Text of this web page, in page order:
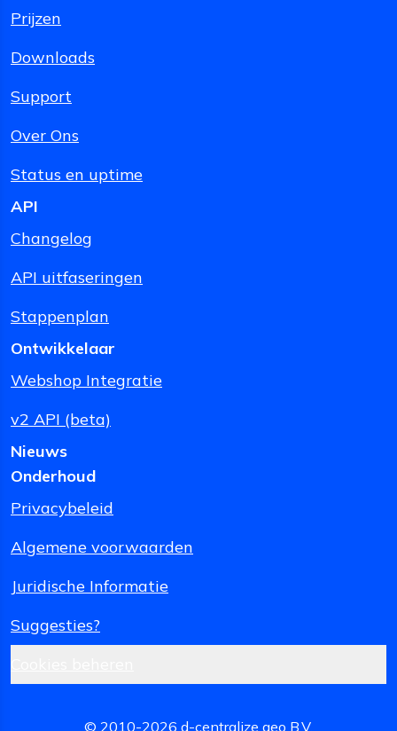
Prijzen
Downloads
Support
Over Ons
Status en uptime
API
Changelog
API uitfaseringen
Stappenplan
Ontwikkelaar
Webshop Integratie
v2 API (beta)
Nieuws
Onderhoud
Privacybeleid
Algemene voorwaarden
Juridische Informatie
Suggesties?
© 2010-2026 d-centralize geo B.V.